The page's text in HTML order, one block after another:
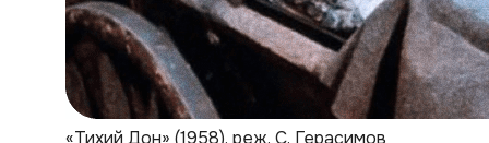
«Тихий Дон» (1958), реж. С. Герасимов